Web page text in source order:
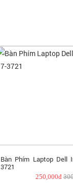
Bàn Phím Laptop Dell
3721
250,000đ